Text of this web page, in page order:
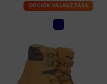
OPCIÓK VÁLASZTÁSA